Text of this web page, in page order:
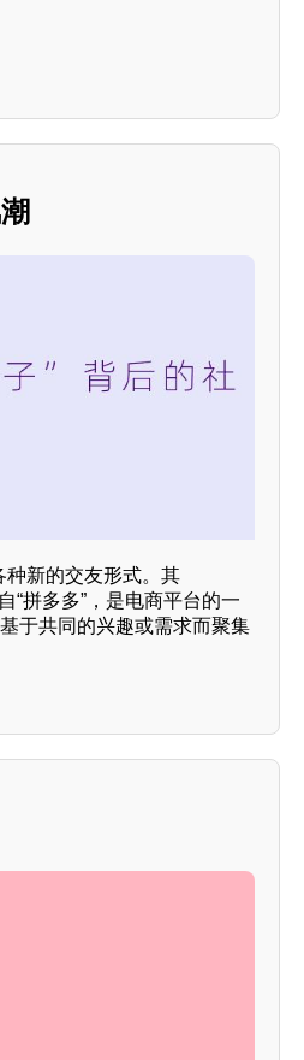
种新的交友形式。其
“拼多多”，是电商平台的一
于共同的兴趣或需求而聚集